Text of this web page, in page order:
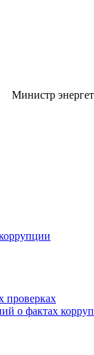
Министр
проверках
о фактах